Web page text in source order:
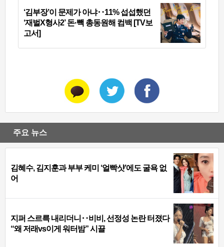
‘김부장’이 문제가 아냐‥11% 섭섭했던
‘재벌X형사2’ 돈·빽 총동원해 컴백 [TV보
고서]
주요 뉴스
김혜수, 김지훈과 부부 케미 ‘얼빡샷’에도 굴욕 없
어
지퍼 스르륵 내리더니‥비비, 선정성 논란 터졌다
“왜 저래vs이게 워터밤” 시끌